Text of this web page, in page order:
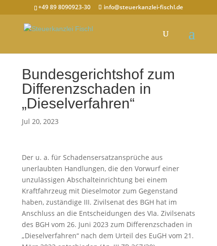
+49 89 8090923-30 info@steuerkanzlei-fischl.de
Bundesgerichtshof zum
Differenzschaden in
„Dieselverfahren“
Jul 20, 2023
Der u. a. für Schadensersatzansprüche aus
unerlaubten Handlungen, die den Vorwurf einer
unzulässigen Abschalteinrichtung bei einem
Kraftfahrzeug mit Dieselmotor zum Gegenstand
haben, zuständige III. Zivilsenat des BGH hat im
Anschluss an die Entscheidungen des VIa. Zivilsenats
des BGH vom 26. Juni 2023 zum Differenzschaden in
„Dieselverfahren“ nach dem Urteil des EuGH vom 21.